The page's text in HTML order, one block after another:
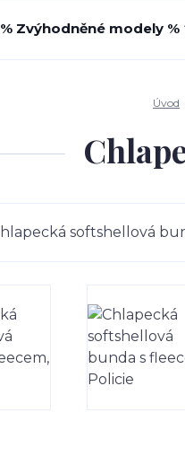
% Zvýhodněné modely %
Úvod